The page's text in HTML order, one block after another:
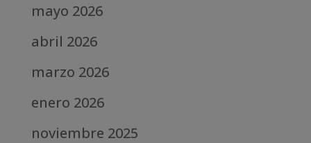
mayo 2026
abril 2026
marzo 2026
enero 2026
noviembre 2025